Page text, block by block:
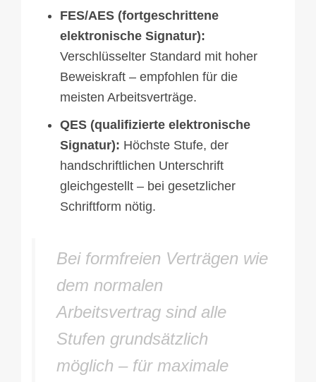
FES/AES (fortgeschrittene
elektronische Signatur):
Verschlüsselter Standard mit hoher
Beweiskraft – empfohlen für die
meisten Arbeitsverträge.
QES (qualifizierte elektronische
Signatur): Höchste Stufe, der
handschriftlichen Unterschrift
gleichgestellt – bei gesetzlicher
Schriftform nötig.
Bei formfreien Verträgen wie
dem normalen
Arbeitsvertrag sind alle
Stufen grundsätzlich
möglich – für maximale